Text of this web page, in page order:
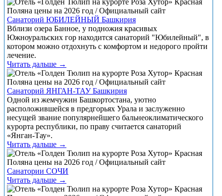
Санаторий ЮБИЛЕЙНЫЙ Башкирия
Вблизи озера Банное, у подножия красивых
Южноуральских гор находится санаторий "Юбилейный", в
котором можно отдохнуть с комфортом и недорого пройти
лечение.
Читать дальше →
Санаторий ЯНГАН-ТАУ Башкирия
Одной из жемчужин Башкортостана, уютно
расположившейся в предгорьях Урала и заслуженно
несущей звание популярнейшего бальнеоклиматического
курорта республики, по праву считается санаторий
«Янган-Тау».
Читать дальше →
Санатории СОЧИ
Читать дальше →